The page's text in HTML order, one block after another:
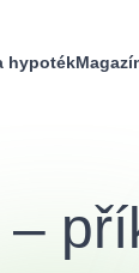
hypoték